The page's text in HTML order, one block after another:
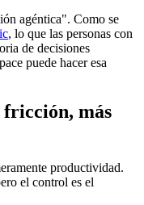
agéntica". Como se
, lo que las personas con
de decisiones
puede hacer esa
más
productividad.
el control es el